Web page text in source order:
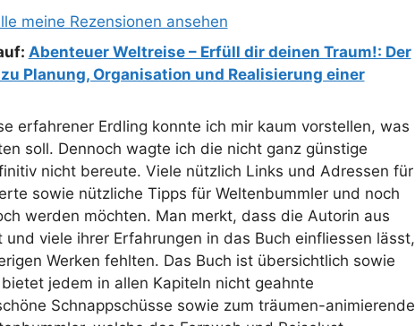
meine Rezensionen ansehen
Abenteuer Weltreise – Erfüll dir deinen Traum!: Der
Planung, Organisation und Realisierung einer
erfahrener Erdling konnte ich mir kaum vorstellen, was
soll. Dennoch wagte ich die nicht ganz günstige
nicht bereute. Viele nützlich Links und Adressen für
sowie nützliche Tipps für Weltenbummler und noch
werden möchten. Man merkt, dass die Autorin aus
viele ihrer Erfahrungen in das Buch einfliessen lässt,
Werken fehlten. Das Buch ist übersichtlich sowie
jedem in allen Kapiteln nicht geahnte
Schnappschüsse sowie zum träumen-animierende